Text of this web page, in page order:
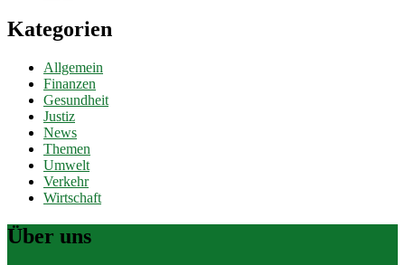
Kategorien
Allgemein
Finanzen
Gesundheit
Justiz
News
Themen
Umwelt
Verkehr
Wirtschaft
Über uns